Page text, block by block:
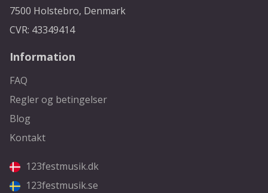
7500 Holstebro, Denmark
CVR: 43349414
Information
FAQ
Regler og betingelser
Blog
Kontakt
123festmusik.dk
123festmusik.se